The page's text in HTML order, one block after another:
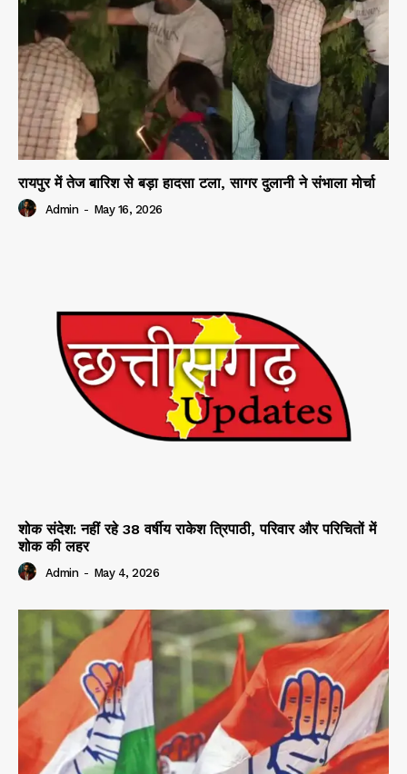
रायपुर में तेज बारिश से बड़ा हादसा टला, सागर दुलानी ने संभाला मोर्चा
Admin - May 16, 2026
शोक संदेश: नहीं रहे 38 वर्षीय राकेश त्रिपाठी, परिवार और परिचितों में
शोक की लहर
Admin - May 4, 2026